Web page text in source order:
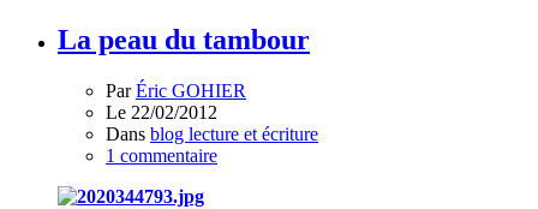
La peau du tambour
ParÉric GOHIER
Le 22/02/2012
Dans blog lecture et écriture
1 commentaire